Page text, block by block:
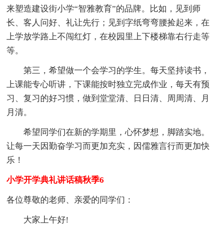
来塑造建设街小学“智雅教育”的品牌。比如，见到师
长、客人问好、礼让先行；见到字纸弯弯腰捡起来，在
上学放学路上不闯红灯，在校园里上下楼梯靠右行走等
等。
第三，希望做一个会学习的学生。每天坚持读书，
上课能专心听讲，下课能按时独立完成作业，每天有预
习、复习的好习惯，做到堂堂清、日日清、周周清、月
月清。
希望同学们在新的学期里，心怀梦想，脚踏实地。
让每一天因勤奋学习而更加充实，因儒雅言行而更加快
乐！
小学开学典礼讲话稿秋季6
各位尊敬的老师、亲爱的同学们：
大家上午好!